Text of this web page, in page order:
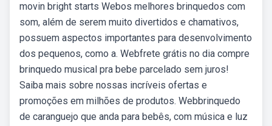
movin bright starts Webos melhores brinquedos com
som, além de serem muito divertidos e chamativos,
possuem aspectos importantes para desenvolvimento
dos pequenos, como a. Webfrete grátis no dia compre
brinquedo musical pra bebe parcelado sem juros!
Saiba mais sobre nossas incríveis ofertas e
promoções em milhões de produtos. Webbrinquedo
de caranguejo que anda para bebês, com música e luz